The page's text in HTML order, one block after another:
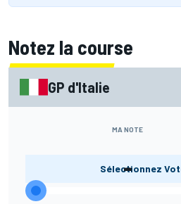
Notez la course
GP d'Italie
MA NOTE
-
Sélectionnez